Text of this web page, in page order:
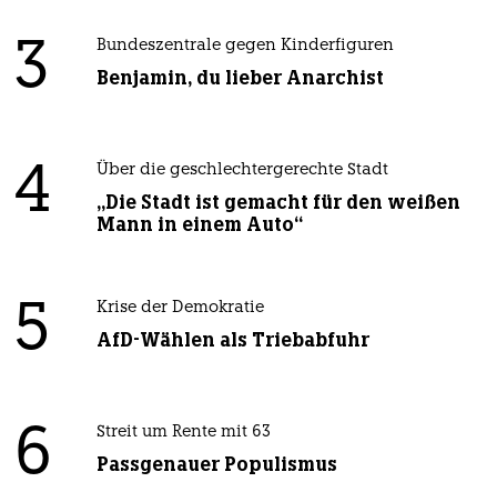
3 Bundeszentrale gegen Kinderfiguren
Benjamin, du lieber Anarchist
4 Über die geschlechtergerechte Stadt
„Die Stadt ist gemacht für den weißen
Mann in einem Auto“
5 Krise der Demokratie
AfD-Wählen als Triebabfuhr
6 Streit um Rente mit 63
Passgenauer Populismus